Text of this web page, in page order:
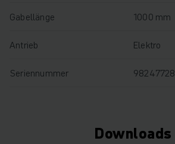
Gabellänge 1000 mm
Antrieb Elektro
Seriennummer 98247728
Downloads